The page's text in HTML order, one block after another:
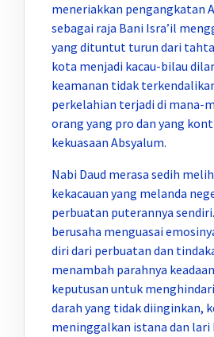
meneriakkan pengangkatan
sebagai raja Bani Isra’il
yang dituntut turun dari
kota menjadi kacau-bilau
keamanan tidak
perkelahian terjadi di mana-
orang yang pro dan yang
kekuasaan Absyalum.
Nabi Daud merasa sedih
kekacauan yang melanda
perbuatan puterannya
berusaha menguasai
diri dari perbuatan dan
menambah parahnya
keputusan untuk
darah yang tidak diinginkan,
meninggalkan istana dan lari